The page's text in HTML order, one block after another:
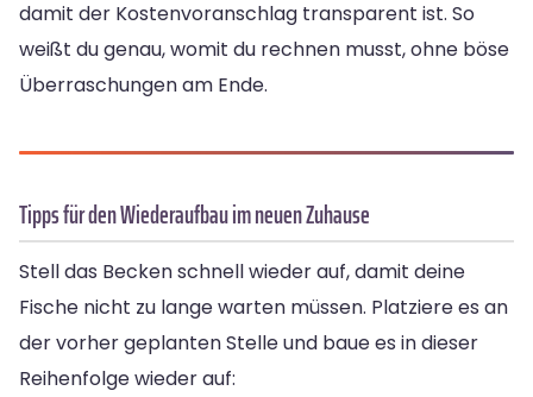
damit der Kostenvoranschlag transparent ist. So
weißt du genau, womit du rechnen musst, ohne böse
Überraschungen am Ende.
Tipps für den Wiederaufbau im neuen Zuhause
Stell das Becken schnell wieder auf, damit deine
Fische nicht zu lange warten müssen. Platziere es an
der vorher geplanten Stelle und baue es in dieser
Reihenfolge wieder auf: